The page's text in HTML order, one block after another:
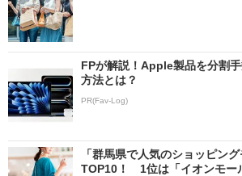
FPが解説！Apple製品を分割
方法とは？
PR(Fav-Log)
「群馬県で人気のショッピン
TOP10！ 1位は「イオンモー